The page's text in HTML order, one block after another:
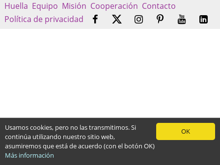
Huella Equipo Misión Cooperación Contacto
Política de privacidad
OK
Usamos cookies, pero no las transmitimos. Si
continúa utilizando nuestro sitio web,
asumiremos que está de acuerdo (con el botón OK)
Más información